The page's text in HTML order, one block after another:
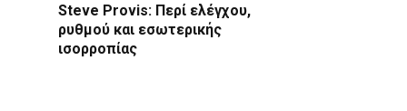
Steve Provis: Περί ελέγχου,
ρυθμού και εσωτερικής
ισορροπίας